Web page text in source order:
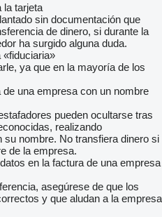
la tarjeta
sin documentación que
de dinero, si durante la
ha surgido alguna duda.
«fiduciaria»
ya que en la mayoría de los
una empresa con un nombre
pueden ocultarse tras
realizando
nombre. No transfiera dinero si
de la empresa.
en la factura de una empresa
asegúrese de que los
y que aludan a la empresa